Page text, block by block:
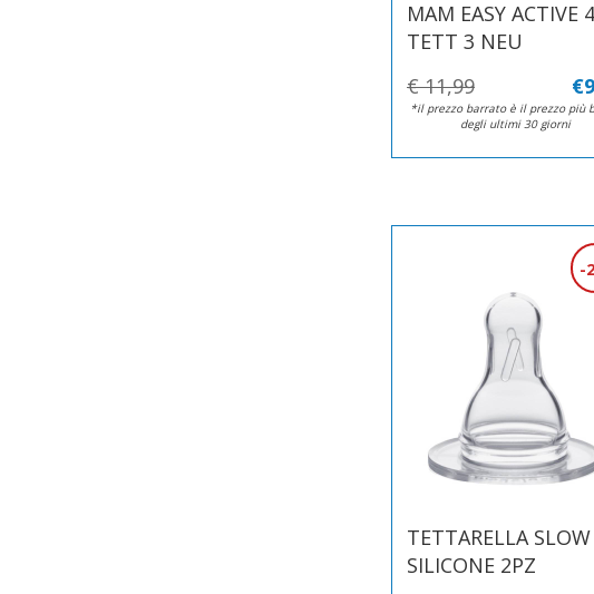
MAM EASY ACTIVE
TETT 3 NEU
€ 11,99
*il prezzo barrato è il prezzo più
degli ultimi 30 giorni
TETTARELLA SLOW
SILICONE 2PZ